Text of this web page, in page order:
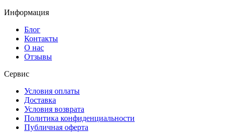
Информация
Блог
Контакты
О нас
Отзывы
Сервис
Условия оплаты
Доставка
Условия возврата
Политика конфиденциальности
Публичная оферта